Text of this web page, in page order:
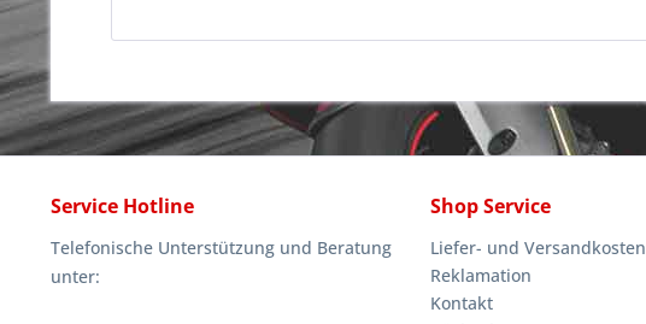
Service Hotline
Telefonische Unterstützung und Beratung
unter:
Shop Service
Liefer- und Versandkosten
Reklamation
Kontakt